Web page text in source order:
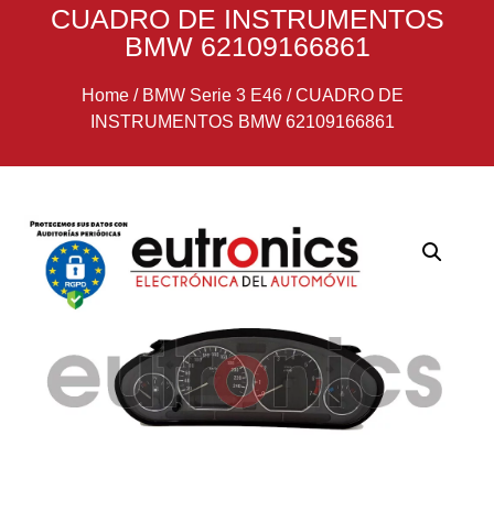
CUADRO DE INSTRUMENTOS
BMW 62109166861
Home/ BMW Serie 3 E46/CUADRO DE
INSTRUMENTOS BMW 62109166861